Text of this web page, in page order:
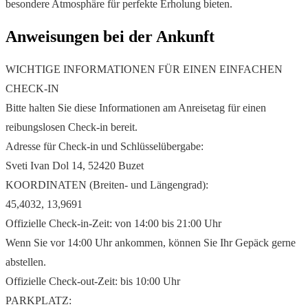
besondere Atmosphäre für perfekte Erholung bieten.
Anweisungen bei der Ankunft
WICHTIGE INFORMATIONEN FÜR EINEN EINFACHEN
CHECK-IN
Bitte halten Sie diese Informationen am Anreisetag für einen
reibungslosen Check-in bereit.
Adresse für Check-in und Schlüsselübergabe:
Sveti Ivan Dol 14, 52420 Buzet
KOORDINATEN (Breiten- und Längengrad):
45,4032, 13,9691
Offizielle Check-in-Zeit: von 14:00 bis 21:00 Uhr
Wenn Sie vor 14:00 Uhr ankommen, können Sie Ihr Gepäck gerne
abstellen.
Offizielle Check-out-Zeit: bis 10:00 Uhr
PARKPLATZ: